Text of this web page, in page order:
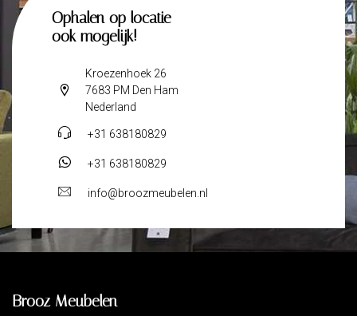
Ophalen op locatie
ook mogelijk!
Kroezenhoek 26
7683 PM Den Ham
Nederland
+31 638180829
+31 638180829
info@broozmeubelen.nl
Brooz Meubelen